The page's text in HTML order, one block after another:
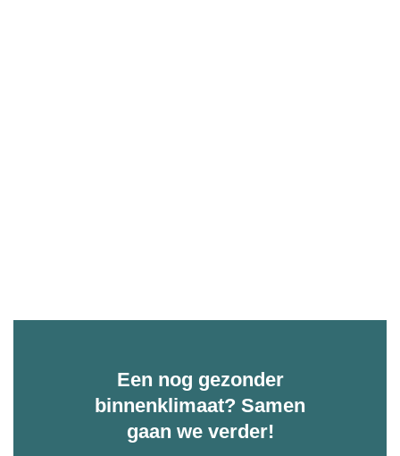
Een nog gezonder
binnenklimaat? Samen
gaan we verder!